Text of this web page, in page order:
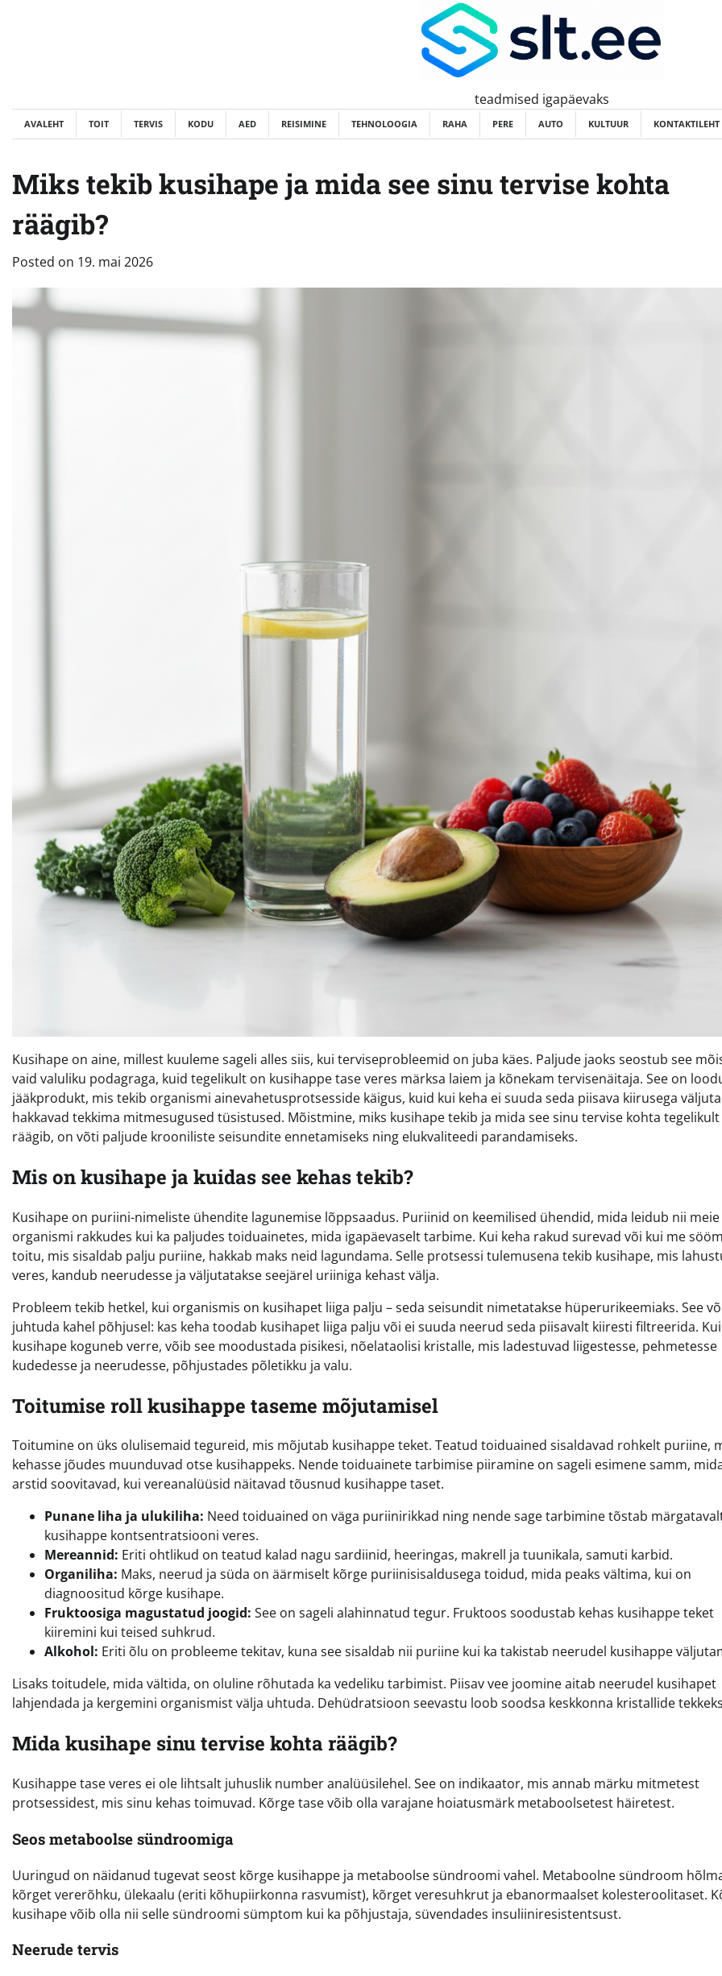
teadmised igapäevaks
AVALEHT TOIT TERVIS KODU AED REISIMINE TEHNOLOOGIA RAHA PERE AUTO KULTUUR KONTAKTILEHT
Miks tekib kusihape ja mida see sinu tervise kohta
räägib?
Posted on 19. mai 2026
Kusihape on aine, millest kuuleme sageli alles siis, kui terviseprobleemid on juba käes. Paljude jaoks seostub see
vaid valuliku podagraga, kuid tegelikult on kusihappe tase veres märksa laiem ja kõnekam tervisenäitaja. See on
jääkprodukt, mis tekib organismi ainevahetusprotsesside käigus, kuid kui keha ei suuda seda piisava kiirusega
hakkavad tekkima mitmesugused tüsistused. Mõistmine, miks kusihape tekib ja mida see sinu tervise kohta tegelikult
räägib, on võti paljude krooniliste seisundite ennetamiseks ning elukvaliteedi parandamiseks.
Mis on kusihape ja kuidas see kehas tekib?
Kusihape on puriini-nimeliste ühendite lagunemise lõppsaadus. Puriinid on keemilised ühendid, mida leidub nii meie
organismi rakkudes kui ka paljudes toiduainetes, mida igapäevaselt tarbime. Kui keha rakud surevad või kui me
toitu, mis sisaldab palju puriine, hakkab maks neid lagundama. Selle protsessi tulemusena tekib kusihape, mis
veres, kandub neerudesse ja väljutatakse seejärel uriiniga kehast välja.
Probleem tekib hetkel, kui organismis on kusihapet liiga palju – seda seisundit nimetatakse hüperurikeemiaks. See
juhtuda kahel põhjusel: kas keha toodab kusihapet liiga palju või ei suuda neerud seda piisavalt kiiresti filtreerida. Kui
kusihape koguneb verre, võib see moodustada pisikesi, nõelataolisi kristalle, mis ladestuvad liigestesse, pehmetesse
kudedesse ja neerudesse, põhjustades põletikku ja valu.
Toitumise roll kusihappe taseme mõjutamisel
Toitumine on üks olulisemaid tegureid, mis mõjutab kusihappe teket. Teatud toiduained sisaldavad rohkelt puriine,
kehasse jõudes muunduvad otse kusihappeks. Nende toiduainete tarbimise piiramine on sageli esimene samm,
arstid soovitavad, kui vereanalüüsid näitavad tõusnud kusihappe taset.
Punane liha ja ulukiliha: Need toiduained on väga puriinirikkad ning nende sage tarbimine tõstab
kusihappe kontsentratsiooni veres.
Mereannid: Eriti ohtlikud on teatud kalad nagu sardiinid, heeringas, makrell ja tuunikala, samuti karbid.
Organiliha: Maks, neerud ja süda on äärmiselt kõrge puriinisisaldusega toidud, mida peaks vältima, kui on
diagnoositud kõrge kusihape.
Fruktoosiga magustatud joogid: See on sageli alahinnatud tegur. Fruktoos soodustab kehas kusihappe teket
kiiremini kui teised suhkrud.
Alkohol: Eriti õlu on probleeme tekitav, kuna see sisaldab nii puriine kui ka takistab neerudel kusihappe
Lisaks toitudele, mida vältida, on oluline rõhutada ka vedeliku tarbimist. Piisav vee joomine aitab neerudel kusihapet
lahjendada ja kergemini organismist välja uhtuda. Dehüdratsioon seevastu loob soodsa keskkonna kristallide
Mida kusihape sinu tervise kohta räägib?
Kusihappe tase veres ei ole lihtsalt juhuslik number analüüsilehel. See on indikaator, mis annab märku mitmetest
protsessidest, mis sinu kehas toimuvad. Kõrge tase võib olla varajane hoiatusmärk metaboolsetest häiretest.
Seos metaboolse sündroomiga
Uuringud on näidanud tugevat seost kõrge kusihappe ja metaboolse sündroomi vahel. Metaboolne sündroom
kõrget vererõhku, ülekaalu (eriti kõhupiirkonna rasvumist), kõrget veresuhkrut ja ebanormaalset kolesteroolitaset.
kusihape võib olla nii selle sündroomi sümptom kui ka põhjustaja, süvendades insuliiniresistentsust.
Neerude tervis